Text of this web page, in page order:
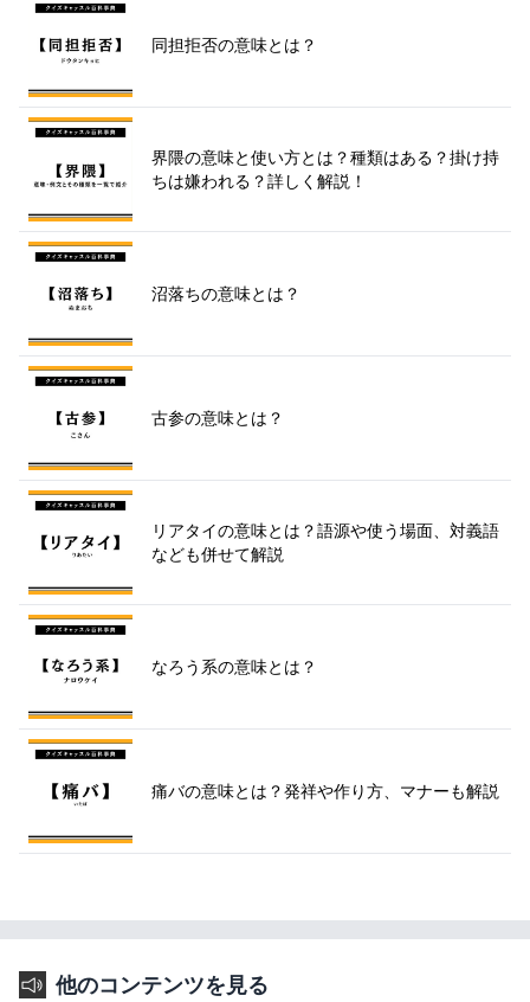
同担拒否の意味とは？
界隈の意味と使い方とは？種類はある？掛け持
ちは嫌われる？詳しく解説！
沼落ちの意味とは？
古参の意味とは？
リアタイの意味とは？語源や使う場面、対義語
なども併せて解説
なろう系の意味とは？
痛バの意味とは？発祥や作り方、マナーも解説
他のコンテンツを見る